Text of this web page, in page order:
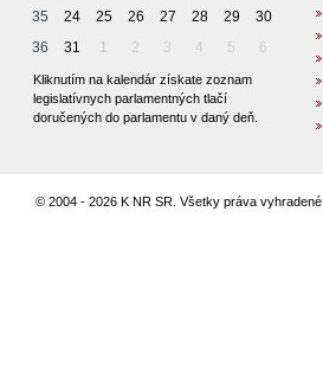
35
24 25 26 27 28 29
30
36
31 1 2 3 4 5 6
Kliknutím na kalendár získate zoznam
legislatívnych parlamentných tlačí
doručených do parlamentu v daný deň.
© 2004 - 2026 K NR SR. Všetky práva vyhradené.